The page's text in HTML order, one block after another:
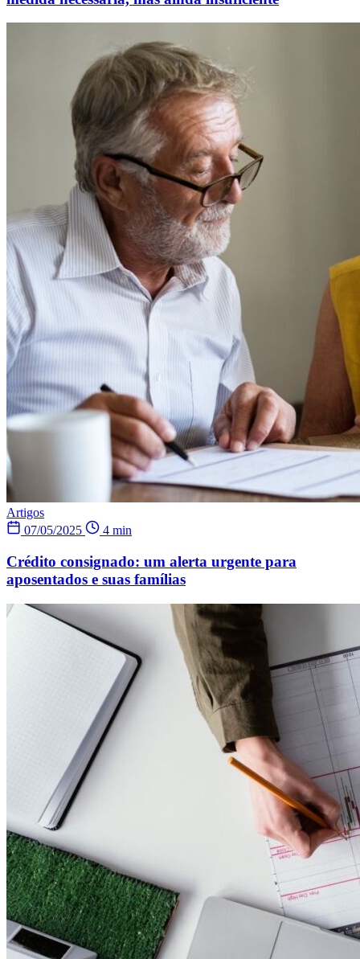
Artigos
07/05/2025
4 min
Crédito consignado: um alerta urgente para
aposentados e suas famílias